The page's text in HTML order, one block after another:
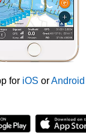
for iOS orAndroid